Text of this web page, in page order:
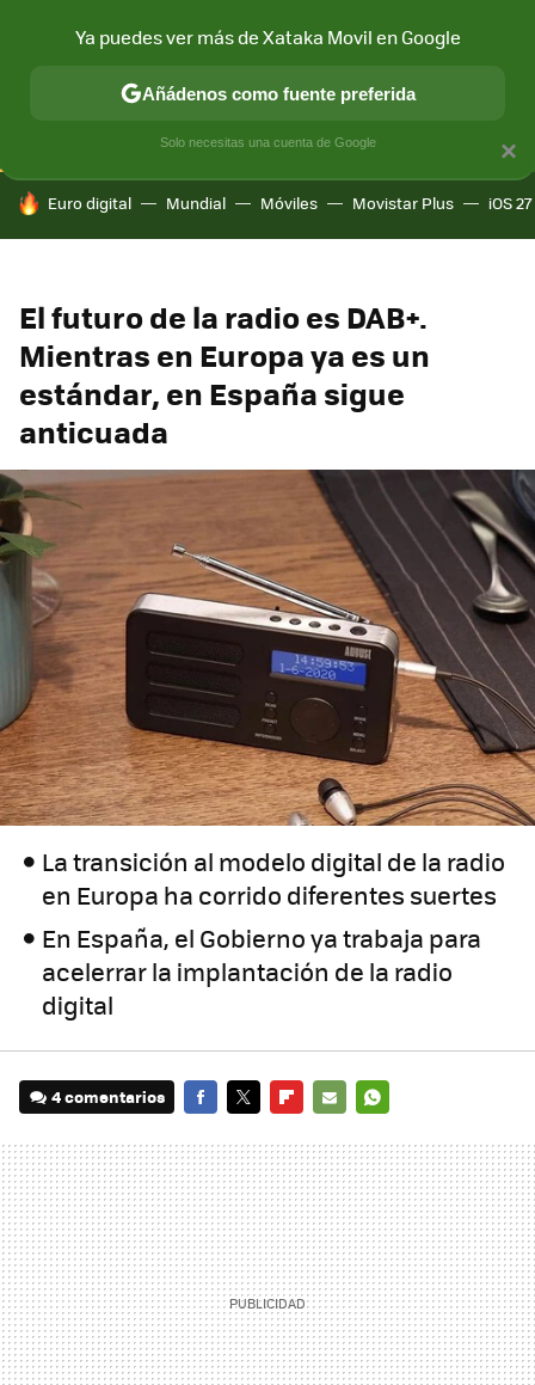
CONECTIVIDAD MÓVIL Y SOCIEDAD APLICACIONES
HOY SE HABLA DE
Euro digital Mundial Móviles Movistar Plus iOS 27
El futuro de la radio es DAB+.
Mientras en Europa ya es un
estándar, en España sigue
anticuada
La transición al modelo digital de la radio
en Europa ha corrido diferentes suertes
En España, el Gobierno ya trabaja para
acelerrar la implantación de la radio
digital
4 comentarios
MAIL
×
Ya puedes ver más de Xataka Movil en Google
Añádenos como fuente preferida
Solo necesitas una cuenta de Google